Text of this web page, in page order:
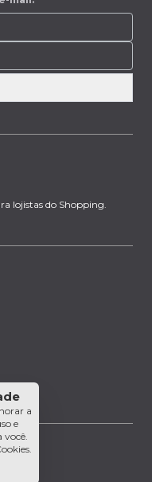
lojistas do Shopping.
a
e
você.
.